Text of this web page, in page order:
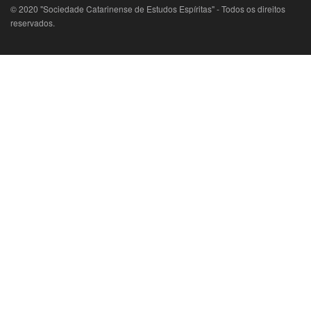
© 2020 "Sociedade Catarinense de Estudos Espíritas" - Todos os direitos
reservados.